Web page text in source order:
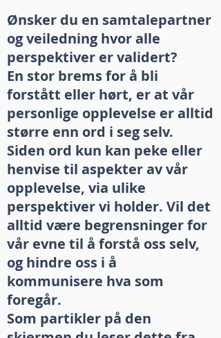
Ønsker du en samtalepartner
og veiledning hvor alle
perspektiver er validert?
En stor brems for å bli
forstått eller hørt, er at vår
personlige opplevelse er alltid
større enn ord i seg selv.
Siden ord kun kan peke eller
henvise til aspekter av vår
opplevelse, via ulike
perspektiver vi holder. Vil det
alltid være begrensninger for
vår evne til å forstå oss selv,
og hindre oss i å
kommunisere hva som
foregår.
Som partikler på den